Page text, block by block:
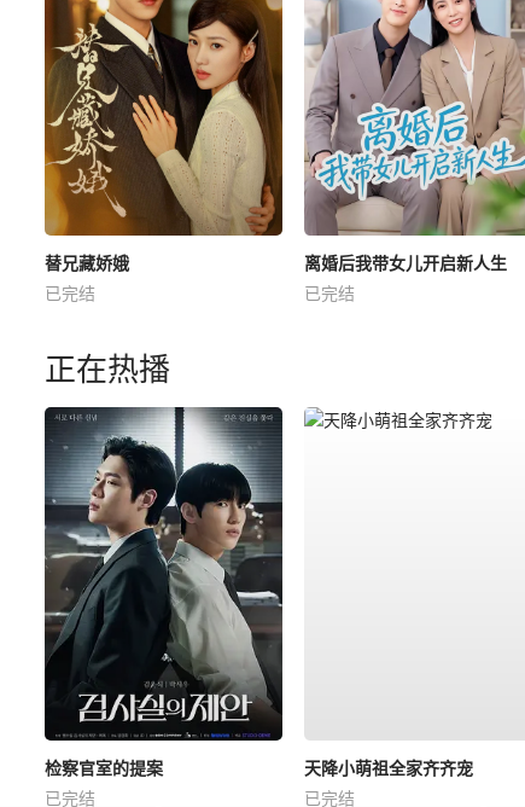
替兄藏娇娥
已完结
离婚后我带女儿开启新人生
已完结
正在热播
检察官室的提案
已完结
天降小萌祖全家齐齐宠
已完结